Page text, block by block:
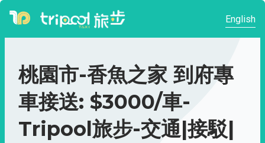
English
桃園市-香魚之家 到府專
車接送: $3000/車-
Tripool旅步-交通|接駁|